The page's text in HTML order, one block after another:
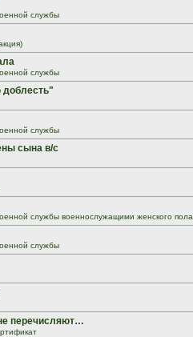
службы
службы
службы
сына в/с
службы военнослужащими женского пола
службы
перечисляют…